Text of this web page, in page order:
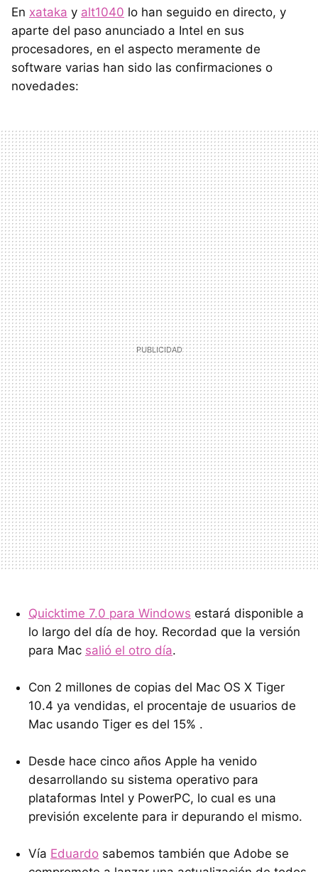
En xataka y alt1040 lo han seguido en directo, y
aparte del paso anunciado a Intel en sus
procesadores, en el aspecto meramente de
software varias han sido las confirmaciones o
novedades:
Quicktime 7.0 para Windows estará disponible a
lo largo del día de hoy. Recordad que la versión
para Mac salió el otro día.
Con 2 millones de copias del Mac OS X Tiger
10.4 ya vendidas, el procentaje de usuarios de
Mac usando Tiger es del 15% .
Desde hace cinco años Apple ha venido
desarrollando su sistema operativo para
plataformas Intel y PowerPC, lo cual es una
previsión excelente para ir depurando el mismo.
Vía Eduardo sabemos también que Adobe se